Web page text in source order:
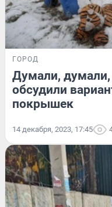
ГОРОД
Думали, думали,
обсудили
покрышек
14 декабря, 2023, 17:45